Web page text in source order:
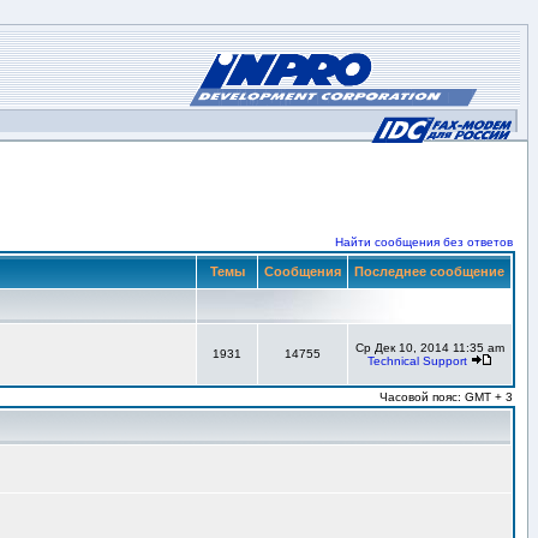
Найти сообщения без ответов
Темы Сообщения Последнее сообщение
1931 14755
Ср Дек 10, 2014 11:35 am
Technical Support
Часовой пояс: GMT + 3